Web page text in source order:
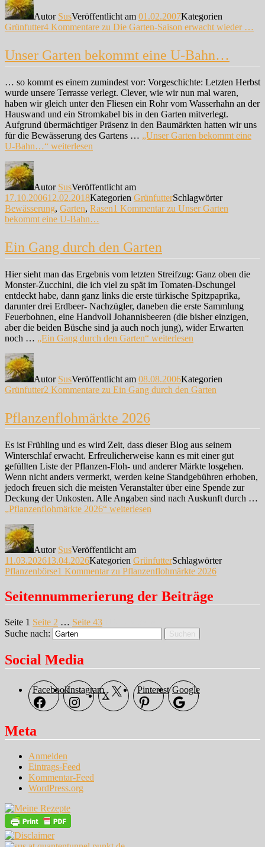
Autor SusVeröffentlicht am 01.02.2007Kategorien
Grünfutter4 Kommentare zu Die Garten-Saison erwacht wieder …
Unser Garten bekommt eine U-Bahn…
… so kommt es einem zumindest vor: Vorgeschichte: Letzten Herbst
wurde unsere Terrasse verlegt. Clever, wie wir nun mal waren,
haben wir gleich unter den Fliesen ein Rohr vom Wasserhahn an der
Hauswand und ein Stromkabel bis in den Garten mitverlegt.
Aufgrund übermächtiger Präsenz in den Baumärkten hatten wir uns
für die Bewässerung des Gartens … „Unser Garten bekommt eine
U-Bahn…“ weiterlesen
Autor SusVeröffentlicht am
17.10.200612.02.2018Kategorien GrünfutterSchlagwörter
Bewässerung, Garten, Rasen1 Kommentarzu Unser Garten
bekommt eine U-Bahn…
Ein Gang durch den Garten
Hier sieht man das Ergebnis vom letzten Streifzug: Ganz oben die
Monster-Zucchini, die ich viel zu spät im Tomaten-Dschungel
entdeckt habe, dann ganz links die erste türkische Spitzpaprika,
darunter drei Erdbeer- Nachzügler, daneben die erste Sammlung
Feuerbohnen, eine Handvoll Johannisbeeren (die bisher einzigen,
aber die beiden Büsche sind ja auch noch jung), wider Erwarten
noch … „Ein Gang durch den Garten“ weiterlesen
Autor SusVeröffentlicht am 08.08.2006Kategorien
Grünfutter2 Kommentare zu Ein Gang durch den Garten
Pflanzenflohmärkte 2026
Es ist Frühling und es wird Zeit, dass dieser Blog aus seinem
Winterschlaf erwacht. Erfreulicherweise kann es mit einer gut
gefüllten Liste der Pflanzen-Floh- und anderer Märkte losgehen.
Wenn nicht anders vermerkt, werden keine Standgebühren erhoben,
jedoch freuen sich die meisten Veranstalter über eine Spende zur
Deckung der Unkosten. Alle Angaben sind nach Auskunft durch …
„Pflanzenflohmärkte 2026“ weiterlesen
Autor SusVeröffentlicht am
11.03.202613.04.2026Kategorien GrünfutterSchlagwörter
Pflanzenbörse1 Kommentarzu Pflanzenflohmärkte 2026
Seitennummerierung der Beiträge
Seite 1 Seite 2 … Seite 43
Suche nach:
Suchen
Social Media
FacebookInstagram
X
Pinterest Google
Meta
Anmelden
Eintrags-Feed
Kommentar-Feed
WordPress.org